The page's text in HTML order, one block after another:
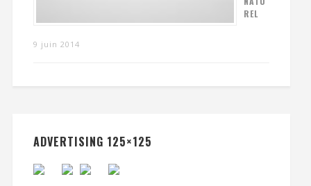
REL
9 juin 2014
ADVERTISING 125×125